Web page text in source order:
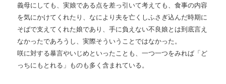
義母にしても、実娘である点を差っ引いて考えても、食事の内容
を気にかけてくれたり、なにより夫を亡くしふさぎ込んだ時期に
そばで支えてくれた娘であり、手に負えない不良娘とは到底言え
なかったであろうし、実際そういうことではなかった。
咲に対する暴言やいじめといったことも、一つ一つをみれば「ど
っちにもとれる」ものも多く含まれている。